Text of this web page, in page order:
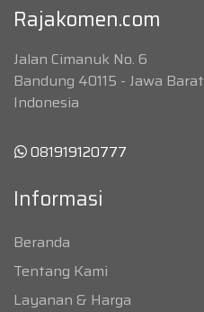
Rajakomen.com
Jalan Cimanuk No. 6
Bandung 40115 - Jawa Barat
Indonesia
081919120777
Informasi
Beranda
Tentang Kami
Layanan & Harga